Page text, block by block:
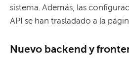
sistema. Además, las
API se han trasladado a la
Nuevo backend y